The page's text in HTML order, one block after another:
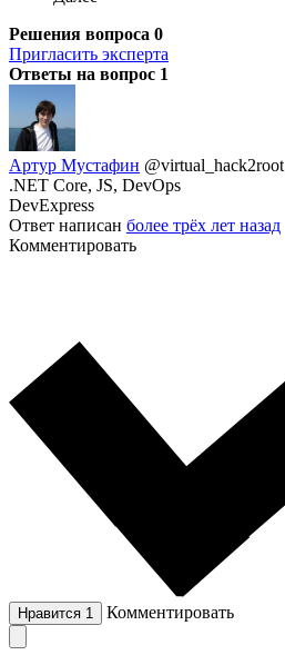
Решения вопроса 0
Пригласить эксперта
Ответы на вопрос 1
Артур Мустафин @virtual_hack2root
.NET Core, JS, DevOps
DevExpress
Ответ написан более трёх лет назад
Комментировать
Нравится 1 Комментировать